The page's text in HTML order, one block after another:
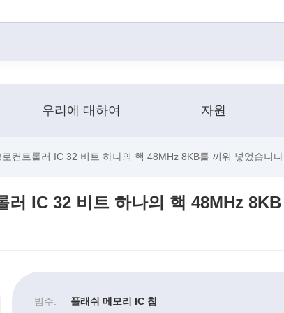
우리에 대하여 자원
컨트롤러 IC 32 비트 하나의 핵 48MHz 8KB를 끼워 넣었습니다
IC 32 비트 하나의 핵 48MHz 8KB
범주: 플래쉬 메모리 IC 칩